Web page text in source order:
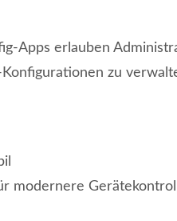
Apps erlauben
zu
modernere